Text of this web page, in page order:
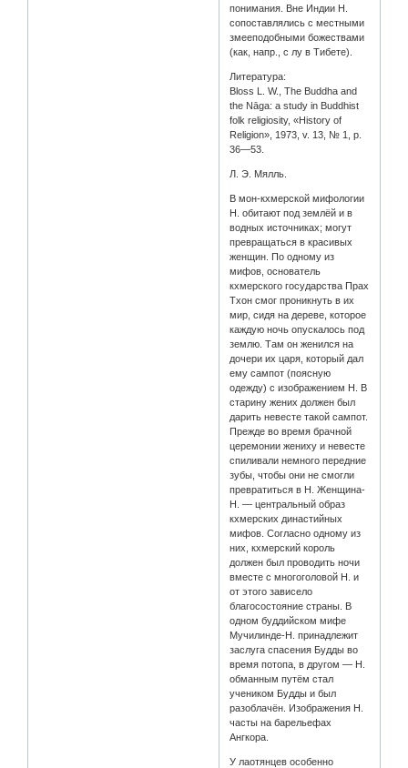
понимания. Вне Индии Н.
сопоставлялись с местными
змееподобными божествами
(как, напр., с лу в Тибете).
Литература:
Bloss L. W., The Buddha and
the Nāga: a study in Buddhist
folk religiosity, «History of
Religion», 1973, v. 13, № 1, p.
36—53.
Л. Э. Мялль.
В мон-кхмерской мифологии
Н. обитают под землёй и в
водных источниках; могут
превращаться в красивых
женщин. По одному из
мифов, основатель
кхмерского государства Прах
Тхон смог проникнуть в их
мир, сидя на дереве, которое
каждую ночь опускалось под
землю. Там он женился на
дочери их царя, который дал
ему сампот (поясную
одежду) с изображением Н. В
старину жених должен был
дарить невесте такой сампот.
Прежде во время брачной
церемонии жениху и невесте
спиливали немного передние
зубы, чтобы они не смогли
превратиться в Н. Женщина-
Н. — центральный образ
кхмерских династийных
мифов. Согласно одному из
них, кхмерский король
должен был проводить ночи
вместе с многоголовой Н. и
от этого зависело
благосостояние страны. В
одном буддийском мифе
Мучилинде-Н. принадлежит
заслуга спасения Будды во
время потопа, в другом — Н.
обманным путём стал
учеником Будды и был
разоблачён. Изображения Н.
часты на барельефах
Ангкора.
У лаотянцев особенно